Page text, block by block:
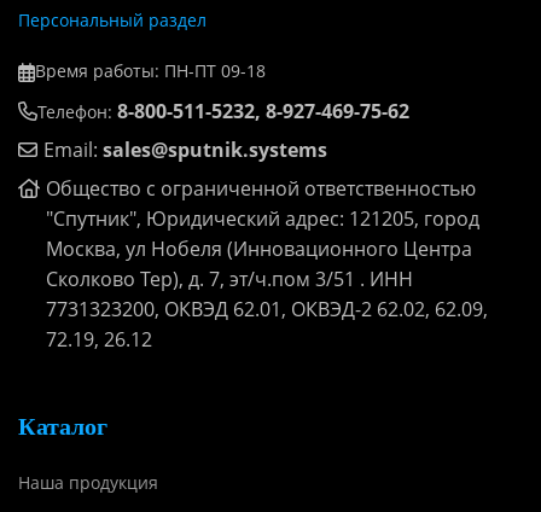
Персональный раздел
Время работы: ПН-ПТ 09-18
Телефон: 8-800-511-5232, 8-927-469-75-62
Email: sales@sputnik.systems
Общество с ограниченной ответственностью
"Спутник", Юридический адрес: 121205, город
Москва, ул Нобеля (Инновационного Центра
Сколково Тер), д. 7, эт/ч.пом 3/51 . ИНН
7731323200, ОКВЭД 62.01, ОКВЭД-2 62.02, 62.09,
72.19, 26.12
Каталог
Наша продукция